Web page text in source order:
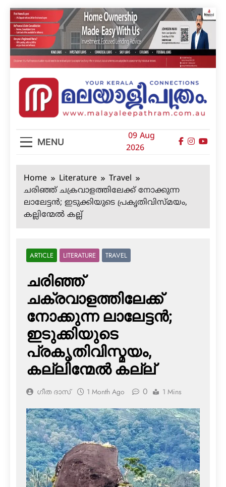
Skip
to
content
മലയാളിപത്രം
MENU
09 Aug
2026
Home Literature
Travel
ചരിഞ്ഞ് ചക്രവാളത്തിലേക്ക് നോക്കുന്ന
ലാലേട്ടൻ; ഇടുക്കിയുടെ പ്രകൃതിവിസ്മയം,
കല്ലിന്മേൽ കല്ല്
ARTICLE LITERATURE TRAVEL
ചരിഞ്ഞ്
ചക്രവാളത്തിലേക്ക്
നോക്കുന്ന ലാലേട്ടൻ;
ഇടുക്കിയുടെ
പ്രകൃതിവിസ്മയം,
കല്ലിന്മേൽ കല്ല്
ഗീത ദാസ്‌ 1 Month Ago 0 1 Mins